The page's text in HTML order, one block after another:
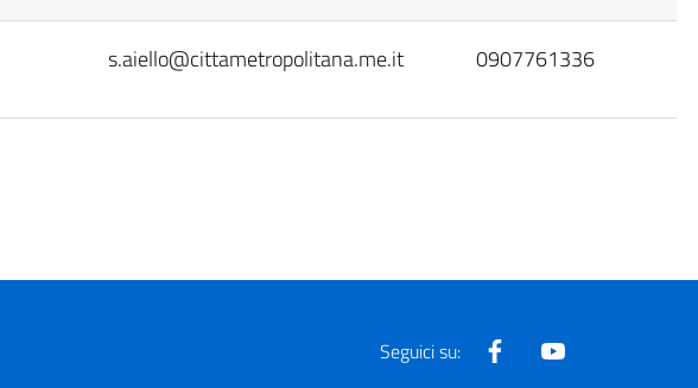
s.aiello@cittametropolitana.me.it 0907761336
Seguici su: Facebook